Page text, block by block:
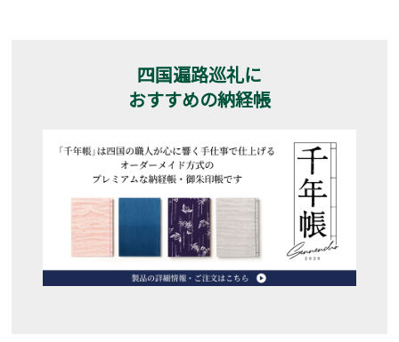
四国遍路巡礼に
おすすめの納経帳